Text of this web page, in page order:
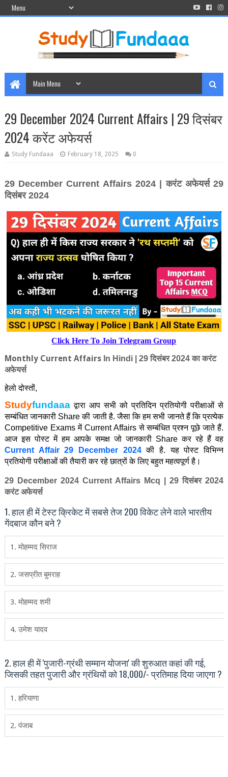
29 December 2024 Current Affairs | 29 दिसंबर
2024 करेंट अफेयर्स
Study Fundaaa February 18, 2025 0
29 DecemberCurrent Affairs 2024 |करंट अफेयर्स29
दिसंबर 2024
Click Here To Join Telegram Group
Monthly Current Affairs In Hindi | 29दिसंबर 2024 का करंट
अफेयर्स
हेलो दोस्‍तों,
Studyfundaaa द्वारा आप सभी को प्रतिदिन प्रतियोगी परीक्षाओं से
सम्बंधित जानकारी Shareकी जाती है. जैसा कि हम सभी जानते हैं कि प्रत्‍येक
Competitive Examsमें Current Affairs से सम्बंधित प्रश्न पूछे जाते हैं.
आज इस पोस्ट में हम आपके समक्ष जो जानकारी Shareकर रहे हैं वह
Current Affair 29
December 2024की है. यह पोस्ट विभिन्न
प्रतियोगी परीक्षाओं की तैयारी कर रहे छात्रों के लिए बहुत महत्वपूर्ण है।
29 December 2024 Current Affairs Mcq | 29दिसंबर2024
करंट अफेयर्स
1. हाल ही में टेस्ट क्रिकेट में सबसे तेज 200 विकेट लेने वाले भारतीय
गेंदबाज कौन बने ?
1. मोहम्‍मद सिराज
2. जसप्रीत बुमराह
3. मोहम्मद शमी
4. उमेश यादव
2. हाल ही में 'पुजारी-ग्रंथी सम्‍मान योजना' की शुरुआत कहां की गई,
जिसकी तहत पुजारी और ग्रंथियों को 18,000/- प्रतिमाह दिया जाएगा ?
1. हरियाणा
2. पंजाब